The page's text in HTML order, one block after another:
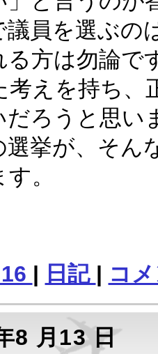
員を選ぶの
方は勿論で
考えを持ち、
だろうと思い
挙が、そん
。
| 日記 | コ
8 月13 日